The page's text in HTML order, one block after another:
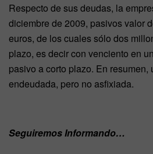
Respecto de sus deudas, la
diciembre de 2009, pasivos valor
euros, de los cuales sólo dos
plazo, es decir con venciento en
pasivo a corto plazo. En resumen,
endeudada, pero no asfixiada.
Seguiremos Informando…